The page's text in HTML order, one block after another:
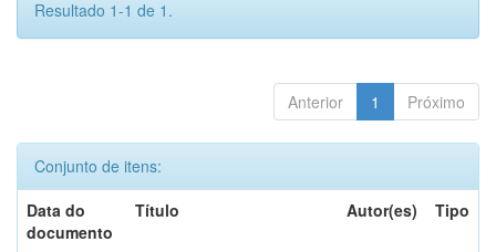
Resultado 1-1 de 1.
Anterior 1 Próximo
Conjunto de itens:
Data do
documento
Título Autor(es) Tipo